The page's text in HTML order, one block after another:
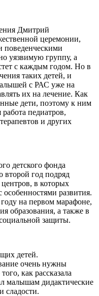
Дмитрий
церемонии,
поведенческими
уязвимую группу, а
с каждым годом. Но в
таких детей, и
с РАС уже на
их на лечение. Как
дети, поэтому к ним
педиатров,
и других
детского фонда
год подряд
в которых
развития.
на первом марафоне,
образования, а также в
защиты.
детей.
очень нужны
как рассказала
малышам дидактические
сладости.